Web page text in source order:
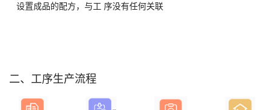
设置成品的配方，与工 序没有任何关联
二、工序生产流程